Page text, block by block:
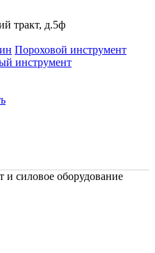
тракт, д.5ф
Пороховой инструмент
инструмент
силовое оборудование